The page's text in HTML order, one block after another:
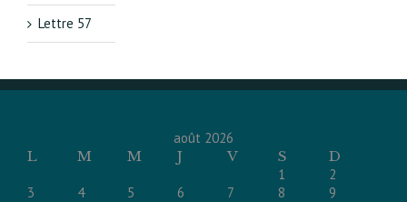
Lettre 57
août 2026
L
M M J V S
D
1
2
3
4 5 6 7 8 9